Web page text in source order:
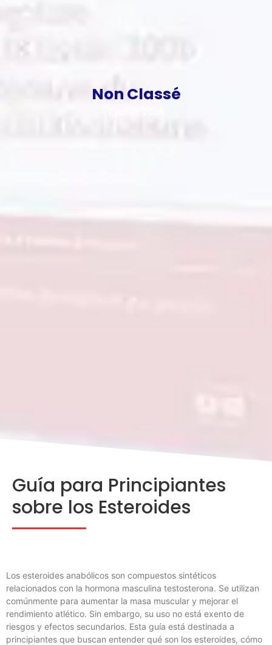
Non Classé
Guía para Principiantes
sobre los Esteroides
Los esteroides anabólicos son compuestos sintéticos
relacionados con la hormona masculina testosterona. Se utilizan
comúnmente para aumentar la masa muscular y mejorar el
rendimiento atlético. Sin embargo, su uso no está exento de
riesgos y efectos secundarios. Esta guía está destinada a
principiantes que buscan entender qué son los esteroides, cómo